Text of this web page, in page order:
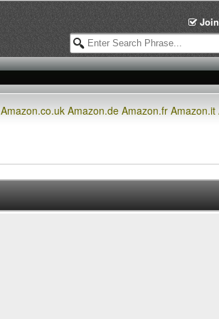
Amazon.co.uk Amazon.de Amazon.fr Amazon.it